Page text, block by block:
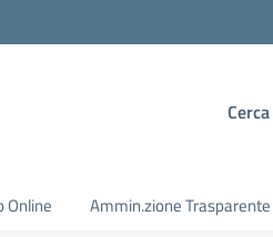
Cerca
Online Ammin.zione Trasparente